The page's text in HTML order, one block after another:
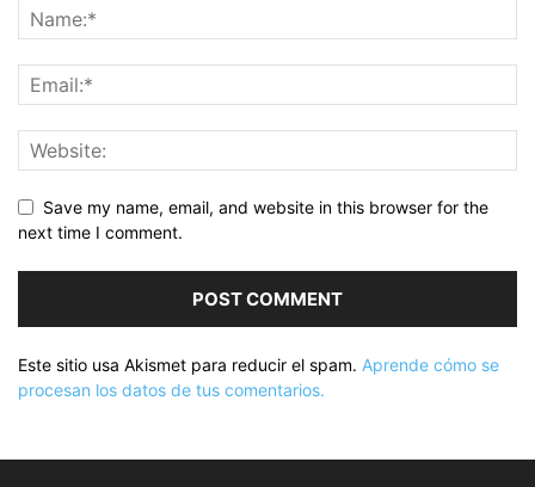
Save my name, email, and website in this browser for the
next time I comment.
Este sitio usa Akismet para reducir el spam. Aprende cómo se
procesan los datos de tus comentarios.